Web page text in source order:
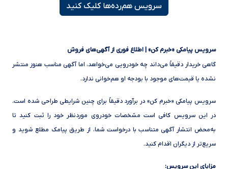
سرویس هم‌رده‌ها کلیک کنید
سرویس پیامکی «خبرم کن» | اطلاع فوری از آگهی‌های فروش
گاهی خریدار دقیقاً می‌داند چه خودرویی می‌خواهد، اما آگهی مناسب هنوز منتشر
نشده یا قیمت‌های موجود با بودجه او هم‌خوانی ندارد.
سرویس پیامکی «خبرم کن» در برآورد دقیقاً برای چنین شرایطی طراحی شده است.
در این سرویس کافی است مشخصات خودروی موردنظر خود را ثبت کنید تا
به‌محض انتشار آگهی متناسب با درخواست شما، از طریق پیامک مطلع شوید و
سریع‌تر از دیگران اقدام کنید.
مزایای این سرویس: